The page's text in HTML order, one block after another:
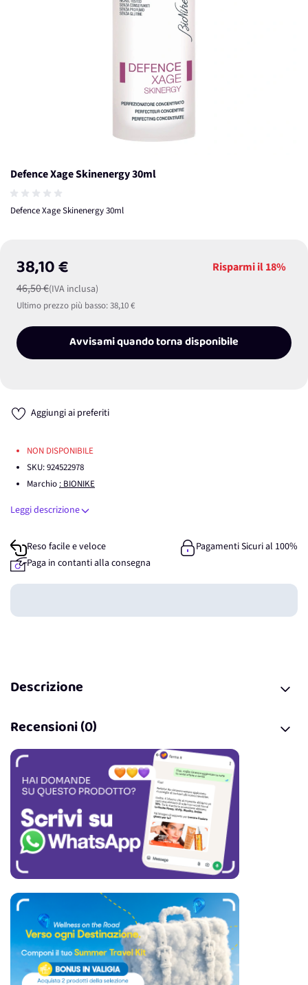
Defence Xage Skinenergy 30ml
Defence Xage Skinenergy 30ml
38,10 €
46,50 €(IVA inclusa)
Risparmi il18%
Ultimo prezzo più basso:38,10 €
Avvisami quando torna disponibile
Aggiungi ai preferiti
NON DISPONIBILE
SKU:924522978
Marchio : BIONIKE
Leggi descrizione
Reso facile e veloce
Pagamenti Sicuri al 100%
Paga in contanti alla consegna
Guadagna
Descrizione
Recensioni (0)